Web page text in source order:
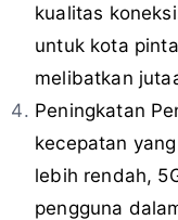
kualitas
untuk kota
melibatkan
Peningkatan
kecepatan
lebih rendah,
pengguna